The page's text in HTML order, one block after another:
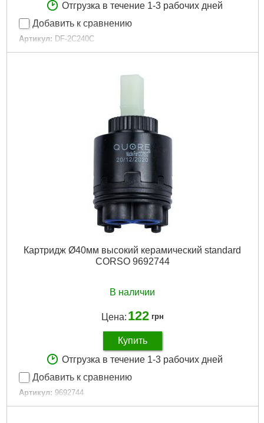
Отгрузка в течение 1-3 рабочих дней
Добавить к сравнению
Артикул: DF-2C240C
Код товара: 24.47.70
Прямой 350 мм, поворотный 360°
Эксцентрики с декоративными отражателями
Латунь
Подробнее...
Картридж Ø40мм высокий керамический standard
CORSO 9692744
В наличии
Цена: 122 грн
Купить
Отгрузка в течение 1-3 рабочих дней
Добавить к сравнению
Артикул: 9692744
Код товара: 24.55.62